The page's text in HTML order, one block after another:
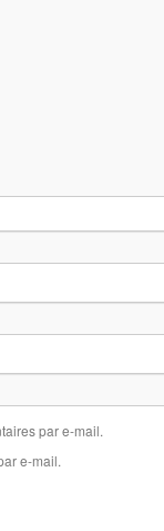
par e-mail.
e-mail.